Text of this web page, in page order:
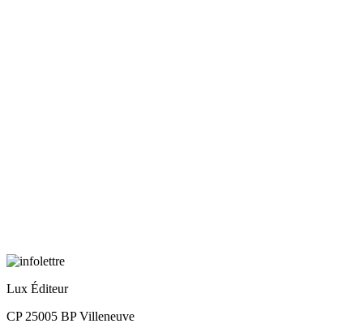
Lux Éditeur
CP 25005 BP Villeneuve